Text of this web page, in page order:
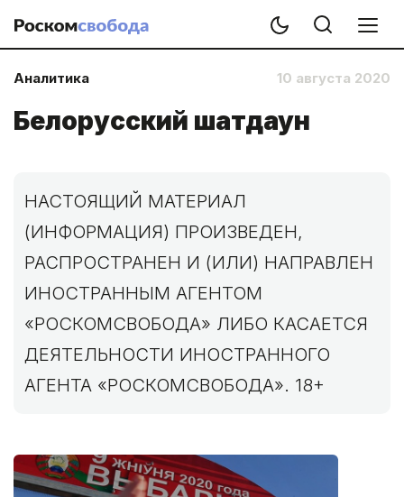
Аналитика 10 августа 2020
Белорусский шатдаун
НАСТОЯЩИЙ МАТЕРИАЛ
(ИНФОРМАЦИЯ) ПРОИЗВЕДЕН,
РАСПРОСТРАНЕН И (ИЛИ) НАПРАВЛЕН
ИНОСТРАННЫМ АГЕНТОМ
«РОСКОМСВОБОДА» ЛИБО КАСАЕТСЯ
ДЕЯТЕЛЬНОСТИ ИНОСТРАННОГО
АГЕНТА «РОСКОМСВОБОДА». 18+